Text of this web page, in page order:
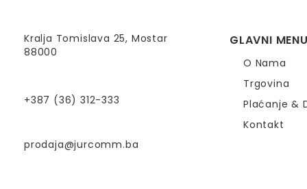
Kralja Tomislava 25, Mostar
88000
+387 (36) 312-333
prodaja@jurcomm.ba
GLAVNI
O Nama
Trgovina
Plaćanje &
Kontakt